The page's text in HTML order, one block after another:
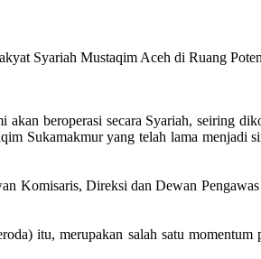
Syariah Mustaqim Aceh di Ruang
beroperasi secara Syariah, seiring
Sukamakmur yang telah lama menjadi
Komisaris, Direksi dan Dewan
itu, merupakan salah satu momentum